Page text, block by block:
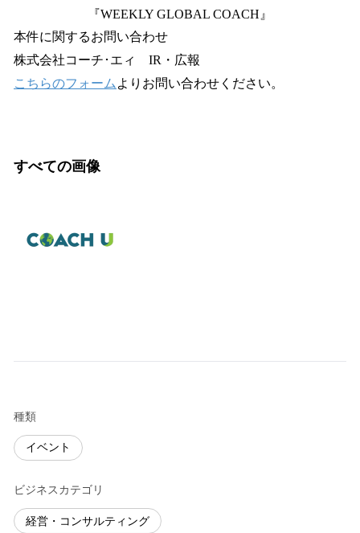
『WEEKLY GLOBAL COACH』
本件に関するお問い合わせ
株式会社コーチ･エィ IR・広報
こちらのフォーム よりお問い合わせください。
すべての画像
種類
イベント
ビジネスカテゴリ
経営・コンサルティング